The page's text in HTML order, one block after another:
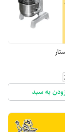
به سبد